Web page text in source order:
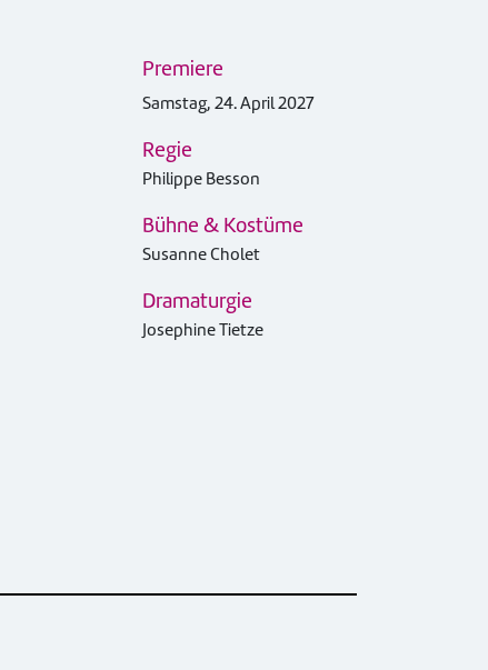
Premiere
Samstag, 24. April 2027
Regie
Philippe Besson
Bühne & Kostüme
Susanne Cholet
Dramaturgie
Josephine Tietze